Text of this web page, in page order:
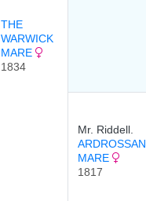
THE
WARWICK
MARE
1834
Mr. Riddell.
ARDROSSAN
MARE
1817